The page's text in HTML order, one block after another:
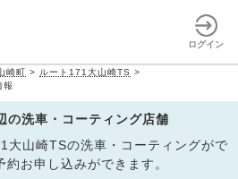
ログイン
崎町 > ルート171大山崎TS >
報
の洗車・コーティング店舗
大山崎TSの洗車・コーティングがで
お申し込みができます。